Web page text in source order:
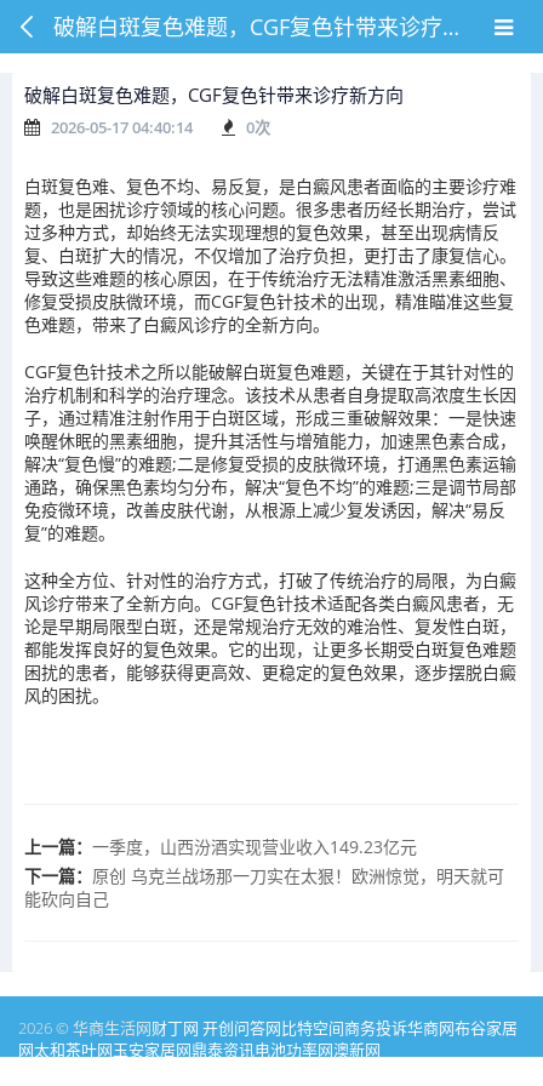
破解白斑复色难题，CGF复色针带来诊疗新方向
破解白斑复色难题，CGF复色针带来诊疗新方向
2026-05-17 04:40:14 0次
白斑复色难、复色不均、易反复，是白癜风患者面临的主要诊疗难
题，也是困扰诊疗领域的核心问题。很多患者历经长期治疗，尝试
过多种方式，却始终无法实现理想的复色效果，甚至出现病情反
复、白斑扩大的情况，不仅增加了治疗负担，更打击了康复信心。
导致这些难题的核心原因，在于传统治疗无法精准激活黑素细胞、
修复受损皮肤微环境，而CGF复色针技术的出现，精准瞄准这些复
色难题，带来了白癜风诊疗的全新方向。
CGF复色针技术之所以能破解白斑复色难题，关键在于其针对性的
治疗机制和科学的治疗理念。该技术从患者自身提取高浓度生长因
子，通过精准注射作用于白斑区域，形成三重破解效果：一是快速
唤醒休眠的黑素细胞，提升其活性与增殖能力，加速黑色素合成，
解决“复色慢”的难题;二是修复受损的皮肤微环境，打通黑色素运输
通路，确保黑色素均匀分布，解决“复色不均”的难题;三是调节局部
免疫微环境，改善皮肤代谢，从根源上减少复发诱因，解决“易反
复”的难题。
这种全方位、针对性的治疗方式，打破了传统治疗的局限，为白癜
风诊疗带来了全新方向。CGF复色针技术适配各类白癜风患者，无
论是早期局限型白斑，还是常规治疗无效的难治性、复发性白斑，
都能发挥良好的复色效果。它的出现，让更多长期受白斑复色难题
困扰的患者，能够获得更高效、更稳定的复色效果，逐步摆脱白癜
风的困扰。
上一篇： 一季度，山西汾酒实现营业收入149.23亿元
下一篇： 原创 乌克兰战场那一刀实在太狠！欧洲惊觉，明天就可
能砍向自己
2026 © 华商生活网财丁网 开创问答网比特空间商务投诉华商网布谷家居
网太和茶叶网玉安家居网鼎泰资讯电池功率网澳新网